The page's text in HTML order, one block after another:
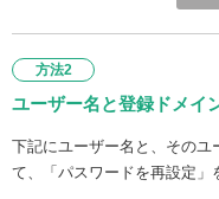
方法2
ユーザー名と登録ドメイ
下記にユーザー名と、そのユ
て、「パスワードを再設定」